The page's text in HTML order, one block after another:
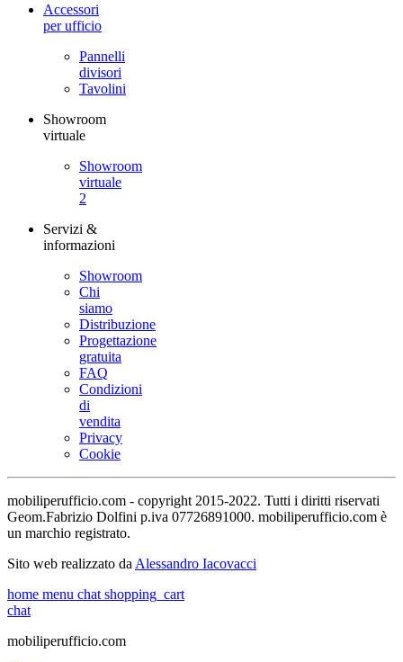
Accessori
per ufficio
Pannelli
divisori
Tavolini
Showroom
virtuale
Showroom
virtuale
2
Servizi &
informazioni
Showroom
Chi
siamo
Distribuzione
Progettazione
gratuita
FAQ
Condizioni
di
vendita
Privacy
Cookie
mobiliperufficio.com - copyright 2015-2022. Tutti i diritti riservati
Geom.Fabrizio Dolfini p.iva 07726891000. mobiliperufficio.com è
un marchio registrato.
Sito web realizzato da Alessandro Iacovacci
home menu chat shopping_cart
chat
mobiliperufficio.com